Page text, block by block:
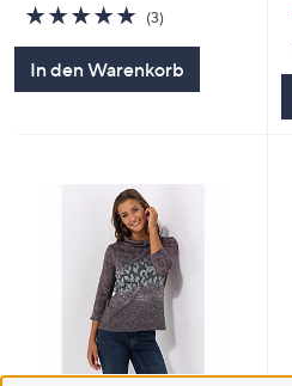
5.0
von
(3)3
In den Warenkorb